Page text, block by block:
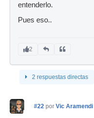
entenderlo.
Pues eso..
2
2 respuestas directas
#22 por Vic Aramendi